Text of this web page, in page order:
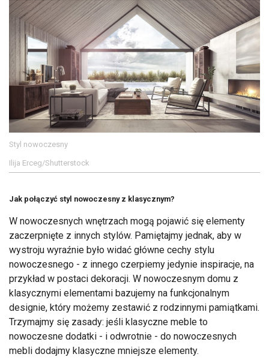
Styl nowoczesny
Ilija Erceg/Shutterstock
Jak połączyć styl nowoczesny z klasycznym?
W nowoczesnych wnętrzach mogą pojawić się elementy
zaczerpnięte z innych stylów. Pamiętajmy jednak, aby w
wystroju wyraźnie było widać główne cechy stylu
nowoczesnego - z innego czerpiemy jedynie inspiracje, na
przykład w postaci dekoracji. W nowoczesnym domu z
klasycznymi elementami bazujemy na funkcjonalnym
designie, który możemy zestawić z rodzinnymi pamiątkami.
Trzymajmy się zasady: jeśli klasyczne meble to
nowoczesne dodatki - i odwrotnie - do nowoczesnych
mebli dodajmy klasyczne mniejsze elementy.